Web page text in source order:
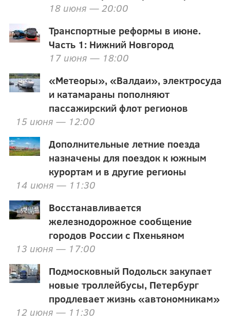
18 июня — 20:00
Транспортные реформы в июне.
Часть 1: Нижний Новгород
17 июня — 18:00
«Метеоры», «Валдаи», электросуда
и катамараны пополняют
пассажирский флот регионов
15 июня — 12:00
Дополнительные летние поезда
назначены для поездок к южным
курортам и в другие регионы
14 июня — 11:30
Восстанавливается
железнодорожное сообщение
городов России с Пхеньяном
13 июня — 17:00
Подмосковный Подольск закупает
новые троллейбусы, Петербург
продлевает жизнь «автономникам»
12 июня — 11:30